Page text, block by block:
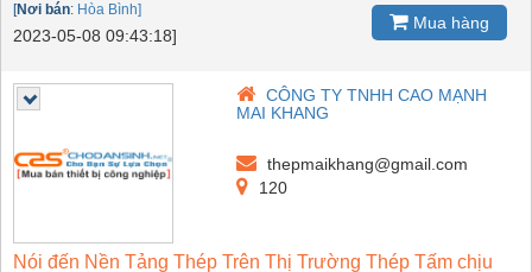
[Nơi bán: Hòa Bình]
2023-05-08 09:43:18]
Mua hàng
CÔNG TY TNHH CAO MẠNH
MAI KHANG
thepmaikhang@gmail.com
120
Nói đến Nền Tảng Thép Trên Thị Trường Thép Tấm chịu